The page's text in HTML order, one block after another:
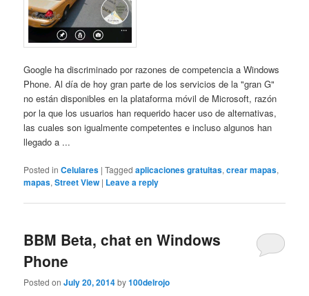
Google ha discriminado por razones de competencia a Windows
Phone. Al día de hoy gran parte de los servicios de la "gran G"
no están disponibles en la plataforma móvil de Microsoft, razón
por la que los usuarios han requerido hacer uso de alternativas,
las cuales son igualmente competentes e incluso algunos han
llegado a ...
Posted in Celulares |Tagged aplicaciones gratuitas,crear mapas,
mapas,Street View | Leave a reply
BBM Beta, chat en Windows
Phone
Posted onJuly 20, 2014by100delrojo